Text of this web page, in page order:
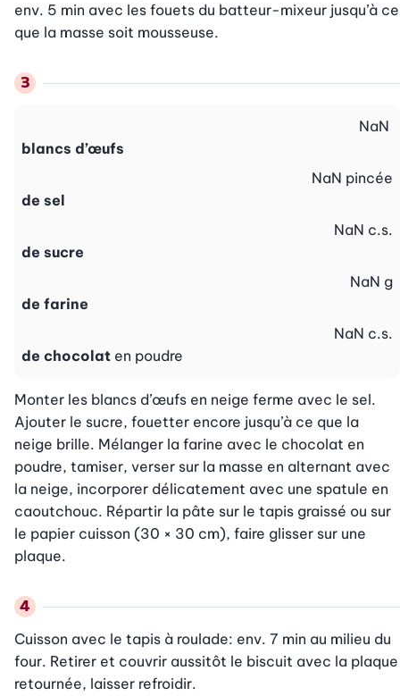
env. 5 min avec les fouets du batteur-mixeur jusqu’à ce
que la masse soit mousseuse.
blancs d’œufs
NaN
de sel
NaN pincée
de sucre
NaN c.s.
de farine
NaN g
de chocolat en poudre
NaN c.s.
Monter les blancs d’œufs en neige ferme avec le sel.
Ajouter le sucre, fouetter encore jusqu’à ce que la
neige brille. Mélanger la farine avec le chocolat en
poudre, tamiser, verser sur la masse en alternant avec
la neige, incorporer délicatement avec une spatule en
caoutchouc. Répartir la pâte sur le tapis graissé ou sur
le papier cuisson (30 × 30 cm), faire glisser sur une
plaque.
Cuisson avec le tapis à roulade: env. 7 min au milieu du
four. Retirer et couvrir aussitôt le biscuit avec la plaque
retournée, laisser refroidir.